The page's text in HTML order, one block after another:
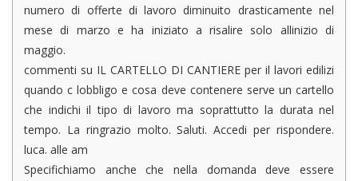
numero di offerte di lavoro diminuito drasticamente nel
mese di marzo e ha iniziato a risalire solo allinizio di
maggio.
commenti su IL CARTELLO DI CANTIERE per il lavori edilizi
quando c lobbligo e cosa deve contenere serve un cartello
che indichi il tipo di lavoro ma soprattutto la durata nel
tempo. La ringrazio molto. Saluti. Accedi per rispondere.
luca. alle am
Specifichiamo anche che nella domanda deve essere